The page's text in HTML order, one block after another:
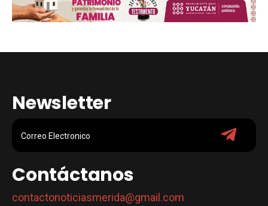
Newsletter
Contáctanos
contactonoticiasmerida@gmail.com